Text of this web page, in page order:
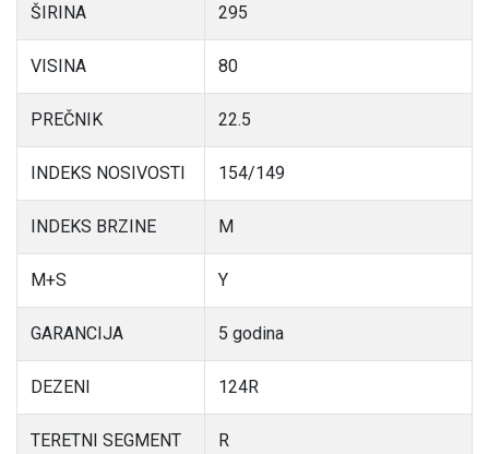
ŠIRINA 295
VISINA 80
PREČNIK 22.5
INDEKS NOSIVOSTI 154/149
INDEKS BRZINE M
M+S Y
GARANCIJA 5 godina
DEZENI 124R
TERETNI SEGMENT R